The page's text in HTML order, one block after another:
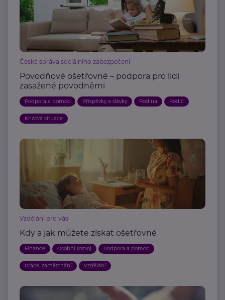
Česká správa sociálního zabezpečení
Povodňové ošetřovné – podpora pro lidi
zasažené povodněmi
Podpora a pomoc Příspěvky a dávky Rodina Rodič
Krizová situace
Vzdělání pro vás
Kdy a jak můžete získat ošetřovné
Finance Osobní rozvoj Podpora a pomoc
Práce, zaměstnání Vzdělání